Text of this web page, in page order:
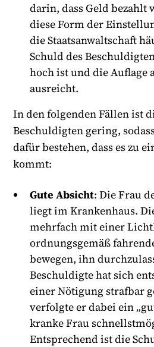
darin, dass Geld bezahlt
diese Form der
die Staatsanwaltschaft
Schuld des
hoch ist und die Auflage
ausreicht.
In den folgenden Fällen ist
Beschuldigten gering,
dafür bestehen, dass es zu
kommt:
Gute Absicht: Die Frau
liegt im Krankenhaus.
mehrfach mit einer
ordnungsgemäß
bewegen, ihn
Beschuldigte hat sich
einer Nötigung strafbar
verfolgte er dabei ein
kranke Frau
Entsprechend ist die